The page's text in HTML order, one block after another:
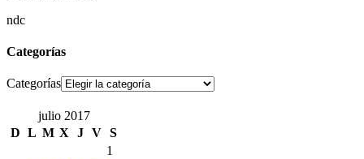
ndc
Categorías
Categorías
julio 2017
D L M X J V S
1